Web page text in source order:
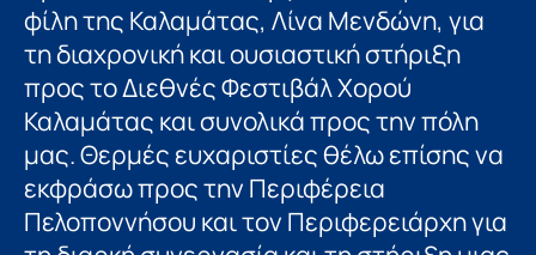
φίλη της Καλαμάτας, Λίνα Μενδώνη, για
τη διαχρονική και ουσιαστική στήριξη
προς το Διεθνές Φεστιβάλ Χορού
Καλαμάτας και συνολικά προς την πόλη
μας. Θερμές ευχαριστίες θέλω επίσης να
εκφράσω προς την Περιφέρεια
Πελοποννήσου και τον Περιφερειάρχη για